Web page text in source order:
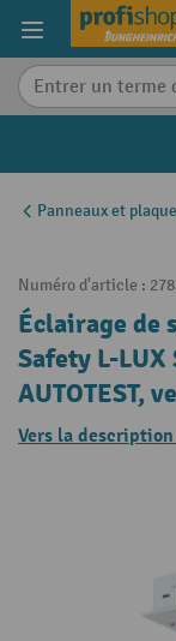
content
Panneaux et
Numéro d'article :
Éclairage de
Safety L-LUX
AUTOTEST,
Vers la